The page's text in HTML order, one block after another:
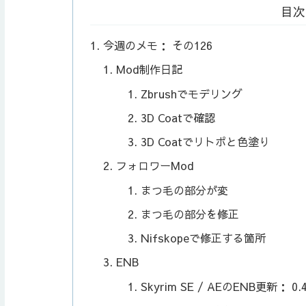
目次
今週のメモ： その126
Mod制作日記
Zbrushでモデリング
3D Coatで確認
3D Coatでリトポと色塗り
フォロワーMod
まつ毛の部分が変
まつ毛の部分を修正
Nifskopeで修正する箇所
ENB
Skyrim SE / AEのENB更新：